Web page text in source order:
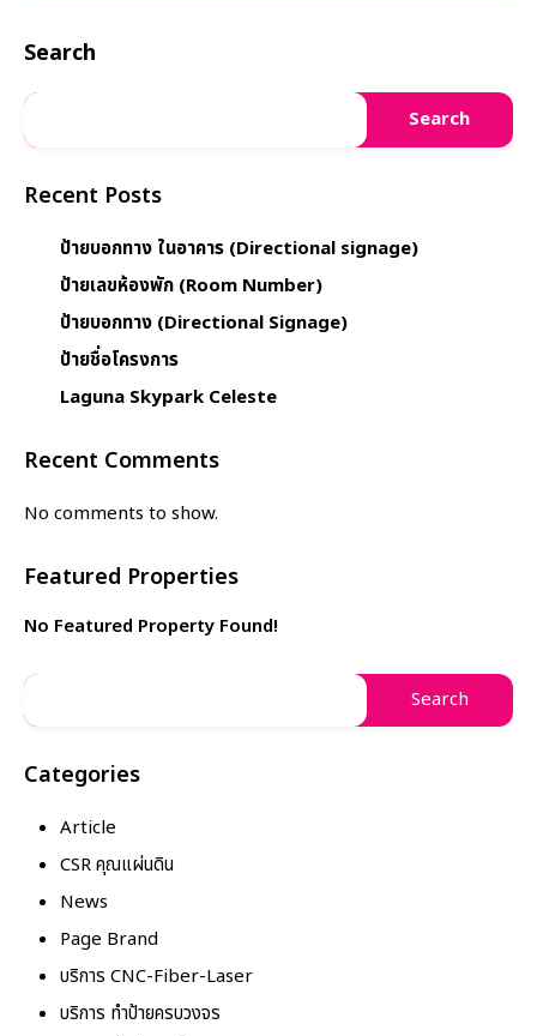
Search
Search
Recent Posts
ป้ายบอกทาง ในอาคาร (Directional signage)
ป้ายเลขห้องพัก (Room Number)
ป้ายบอกทาง (Directional Signage)
ป้ายชื่อโครงการ
Laguna Skypark Celeste
Recent Comments
No comments to show.
Featured Properties
No Featured Property Found!
Categories
Article
CSR คุณแผ่นดิน
News
Page Brand
บริการ CNC-Fiber-Laser
บริการ ทำป้ายครบวงจร